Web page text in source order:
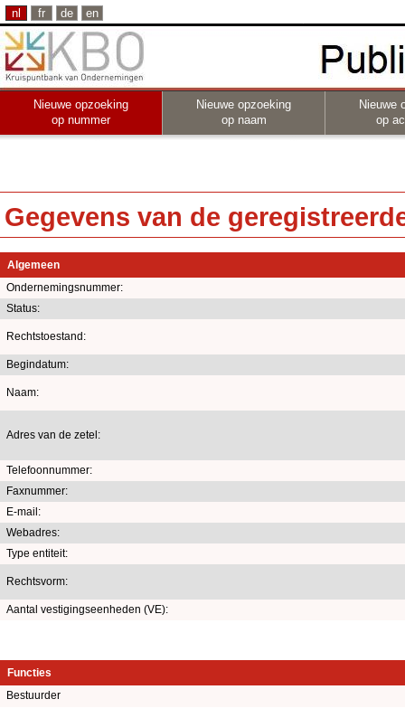
nl fr de en
Nieuwe opzoeking
op nummer
Nieuwe opzoeking
op naam
Nieuwe
op
Gegevens van de
Algemeen
Ondernemingsnummer:
Status:
Rechtstoestand:
Begindatum:
Naam:
Adres van de zetel:
Telefoonnummer:
Faxnummer:
E-mail:
Webadres:
Type entiteit:
Rechtsvorm:
Aantal vestigingseenheden (VE):
Functies
Bestuurder